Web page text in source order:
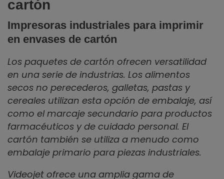
cartón
Impresoras industriales para imprimir
en envases de cartón
Los paquetes de cartón ofrecen versatilidad
en una serie de industrias. Los alimentos
secos no perecederos, galletas, pastas y
cereales utilizan esta opción de embalaje, así
como el marcaje secundario para productos
farmacéuticos y de cuidado personal. El
cartón también se utiliza a menudo como
embalaje primario para piezas industriales.
Videojet ofrece una amplia gama de